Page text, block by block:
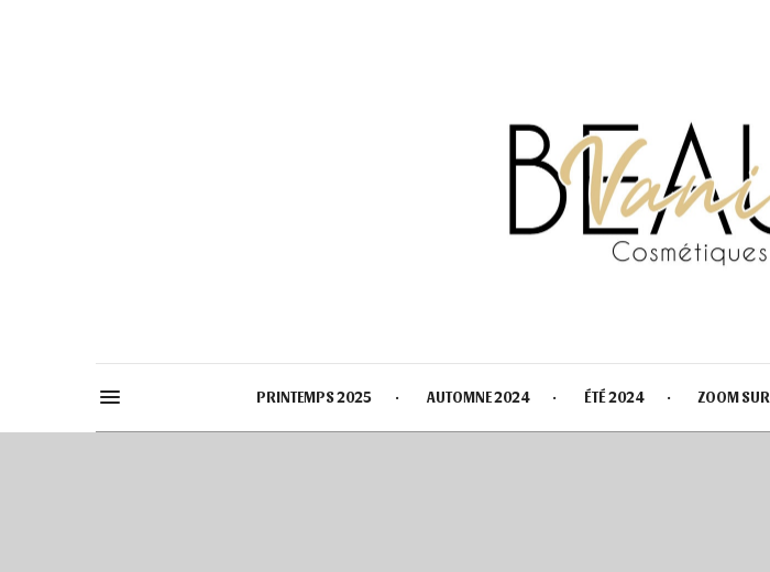
PRINTEMPS 2025 AUTOMNE 2024 ÉTÉ 2024 ZOOM SUR